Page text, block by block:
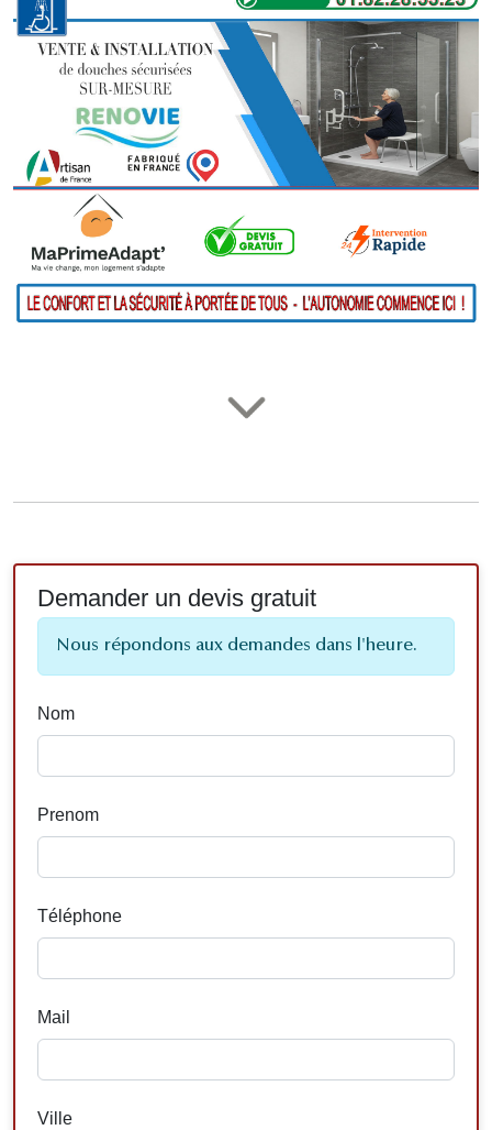
Demander un devis gratuit
Nous répondons aux demandes dans l'heure.
Nom
Prenom
Téléphone
Mail
Ville